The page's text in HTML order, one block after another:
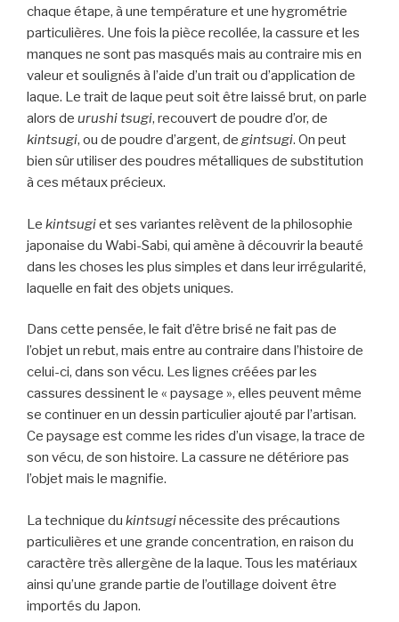
chaque étape, à une température et une hygrométrie
particulières. Une fois la pièce recollée, la cassure et les
manques ne sont pas masqués mais au contraire mis en
valeur et soulignés à l’aide d’un trait ou d’application de
laque. Le trait de laque peut soit être laissé brut, on parle
alors de urushi tsugi, recouvert de poudre d’or, de
kintsugi, ou de poudre d’argent, de gintsugi. On peut
bien sûr utiliser des poudres métalliques de substitution
à ces métaux précieux.
Le kintsugiet ses variantes relèvent de la philosophie
japonaise du Wabi-Sabi, qui amène à découvrir la beauté
dans les choses les plus simples et dans leur irrégularité,
laquelle en fait des objets uniques.
Dans cette pensée, le fait d’être brisé ne fait pas de
l’objet un rebut, mais entre au contraire dans l’histoire de
celui-ci, dans son vécu. Les lignes créées par les
cassures dessinent le « paysage », elles peuvent même
se continuer en un dessin particulier ajouté par l’artisan.
Ce paysage est comme les rides d’un visage, la trace de
son vécu, de son histoire. La cassure ne détériore pas
l’objet mais le magnifie.
La technique du kintsuginécessite des précautions
particulières et une grande concentration, en raison du
caractère très allergène de la laque. Tous les matériaux
ainsi qu’une grande partie de l’outillage doivent être
importés du Japon.